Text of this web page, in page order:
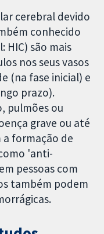
cerebral devido
conhecido
são mais
nos seus vasos
(na fase inicial) e
prazo).
pulmões ou
grave ou até
a formação de
'anti-
pessoas com
também podem